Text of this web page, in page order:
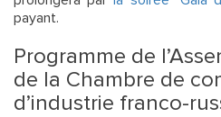
payant.
Programme de
de la Chambre de
d’industrie franco-